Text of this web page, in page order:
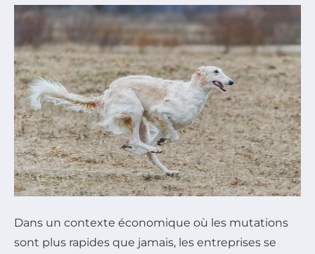
Dans un contexte économique où les mutations
sont plus rapides que jamais, les entreprises se